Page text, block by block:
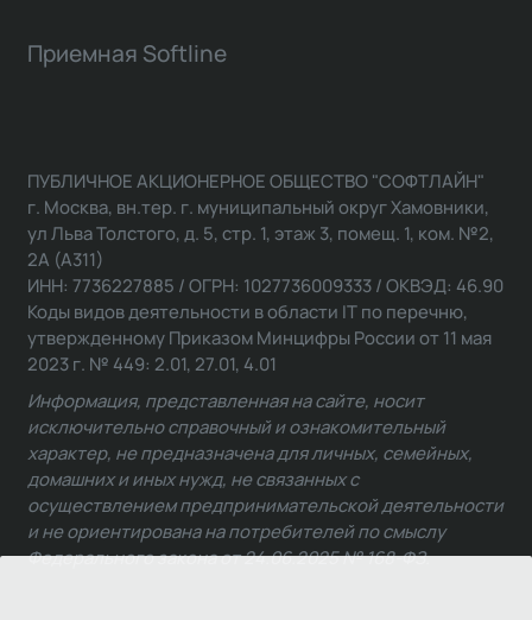
Приемная Softline
ПУБЛИЧНОЕ АКЦИОНЕРНОЕ ОБЩЕСТВО "СОФТЛАЙН"
г. Москва, вн.тер. г. муниципальный округ Хамовники,
ул Льва Толстого, д. 5, стр. 1, этаж 3, помещ. 1, ком. №2,
2А (А311)
ИНН: 7736227885 / ОГРН: 1027736009333 / ОКВЭД: 46.90
Коды видов деятельности в области IT по перечню,
утвержденному Приказом Минцифры России от 11 мая
2023 г. № 449: 2.01, 27.01, 4.01
Информация, представленная на сайте, носит
исключительно справочный и ознакомительный
характер, не предназначена для личных, семейных,
домашних и иных нужд, не связанных с
осуществлением предпринимательской деятельности
и не ориентирована на потребителей по смыслу
Федерального закона от 24.06.2025 № 168-ФЗ.